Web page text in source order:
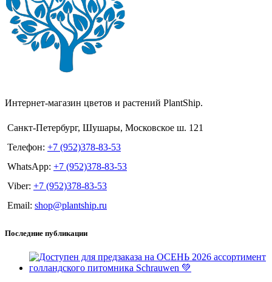
Интернет-магазин цветов и растений PlantShip.
Санкт-Петербург, Шушары, Московское ш. 121
Телефон: +7 (952)378-83-53
WhatsApp: +7 (952)378-83-53
Viber: +7 (952)378-83-53
Email: shop@plantship.ru
Последние публикации